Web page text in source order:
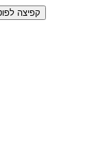
קפיצה